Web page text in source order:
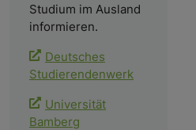
Studium im Ausland
informieren.
Deutsches
Studierendenwerk
Universität
Bamberg